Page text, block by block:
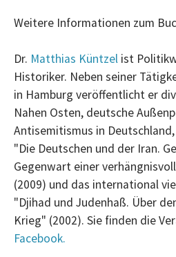
Weitere Informationen zum
Dr. Matthias Küntzel ist
Historiker. Neben seiner
in Hamburg veröffentlicht er
Nahen Osten, deutsche
Antisemitismus in
"Die Deutschen und der Iran.
Gegenwart einer
(2009) und das international
"Djihad und Judenhaß. Über
Krieg" (2002). Sie finden die
Facebook.